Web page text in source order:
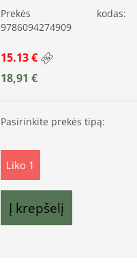
Prekės kodas:
9786094274909
15.13 €
18,91€
Pasirinkite prekės tipą:
Liko 1
Į krepšelį